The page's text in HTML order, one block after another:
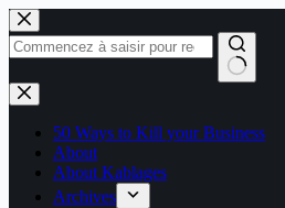
Passer
au
contenu
Aucun
résultat
50 Ways to Kill your Business
About
About Kablages
Archives